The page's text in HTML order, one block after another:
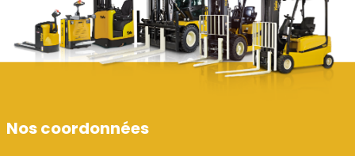
Nos coordonnées